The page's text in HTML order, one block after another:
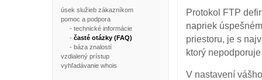
úsek služieb zákazníkom
pomoc a podpora
- technické informácie
- časté otázky (FAQ)
- báza znalostí
vzdialený prístup
vyhľadávanie whois
Protokol FTP
napriek
priestoru, je s
ktorý
V nastavení